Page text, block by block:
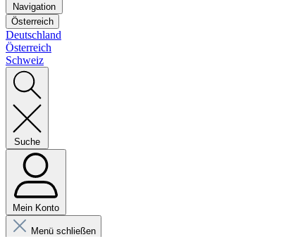
Navigation
Österreich
Deutschland
Österreich
Schweiz
Suche
Mein Konto
Menü schließen